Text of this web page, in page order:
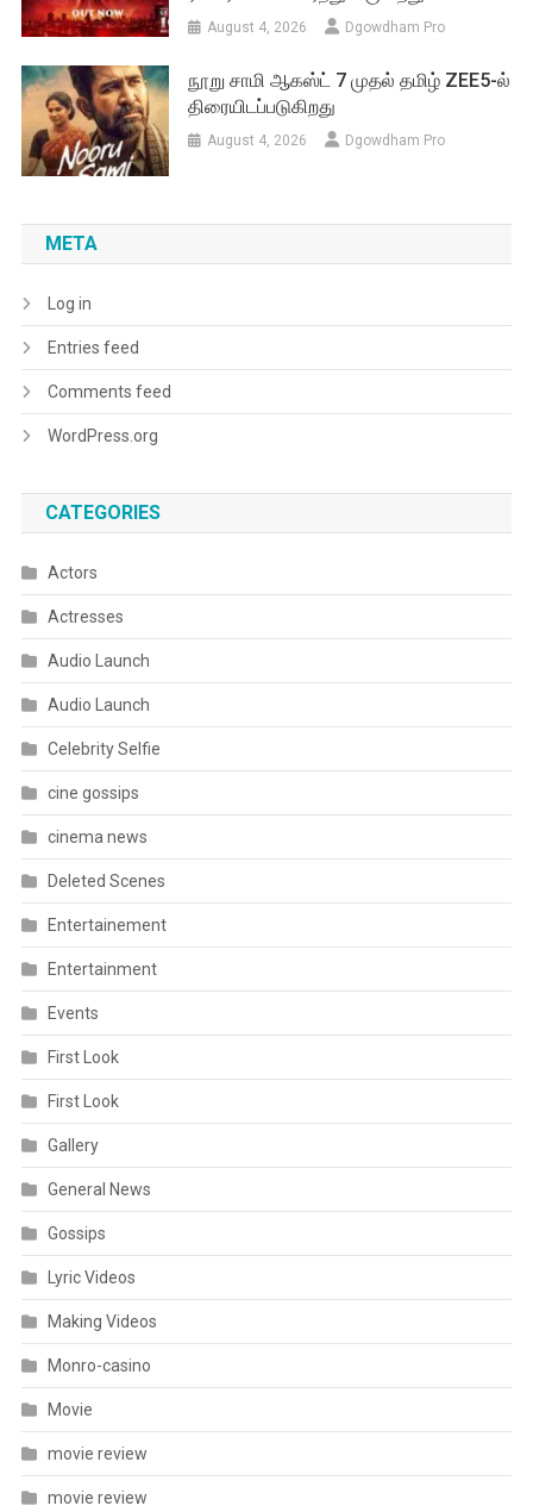
August 4, 2026 Dgowdham Pro
நூறு சாமி ஆகஸ்ட் 7 முதல் தமிழ் ZEE5-ல்
திரையிடப்படுகிறது
August 4, 2026 Dgowdham Pro
META
Log in
Entries feed
Comments feed
WordPress.org
CATEGORIES
Actors
Actresses
Audio Launch
Audio Launch
Celebrity Selfie
cine gossips
cinema news
Deleted Scenes
Entertainement
Entertainment
Events
First Look
First Look
Gallery
General News
Gossips
Lyric Videos
Making Videos
Monro-casino
Movie
movie review
movie review